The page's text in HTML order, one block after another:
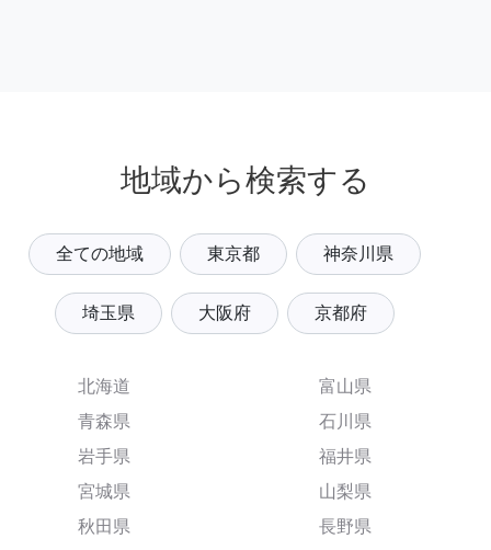
地域から検索する
全ての地域 東京都 神奈川県
埼玉県 大阪府 京都府
北海道
青森県
岩手県
宮城県
秋田県
富山県
石川県
福井県
山梨県
長野県